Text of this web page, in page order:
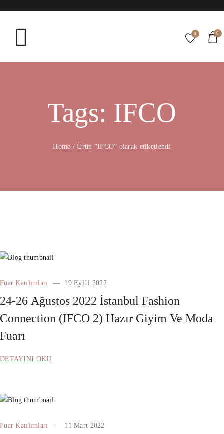
0 0
Tags: IFCO
Home / Ürün “IFCO” olarak etiketlendi
Fuar Katılımları 19 Eylül 2022
24-26 Ağustos 2022 İstanbul Fashion
Connection (IFCO 2) Hazır Giyim Ve Moda
Fuarı
DETAYINI OKU
Fuar Katılımları 11 Mart 2022